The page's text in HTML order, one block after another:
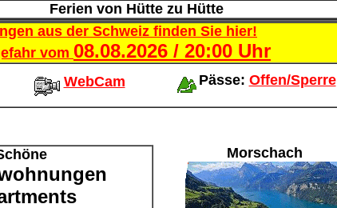
Ferien von Hütte zu Hütte
aus der Schweiz finden Sie hier!
vom 08.08.2026 / 20:00 Uhr
WebCam Pässe: Offen/Sperre
Morschach